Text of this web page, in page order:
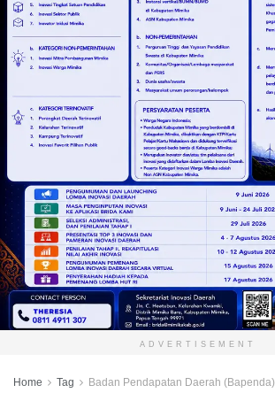
ADVERTISEMENT
Home Tag Badan Pendapatan Daerah (Bapenda)